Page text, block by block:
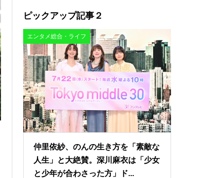
ピックアップ記事２
エンタメ総合・ライフ
仲里依紗、のんの生き方を「素敵な
人生」と大絶賛。深川麻衣は「少女
と少年が合わさった方」ド...